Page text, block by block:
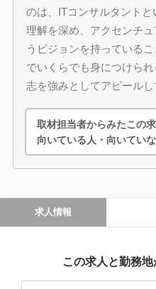
のは、ITコンサルタント
理解を深め、アクセンチ
うビジョンを持っている
でいくらでも身につけら
志を強みとしてアピールし
取材担当者からみたこの
向いている人・向いてい
求人情報
この求人と勤務